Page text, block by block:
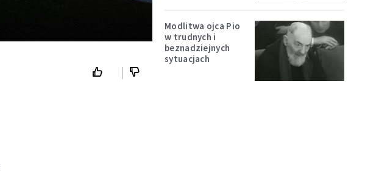
Modlitwa ojca Pio
w trudnych i
beznadziejnych
sytuacjach